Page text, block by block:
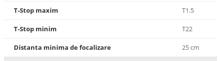
T-Stop maxim T1.5
T-Stop minim T22
Distanta minima de focalizare 25 cm